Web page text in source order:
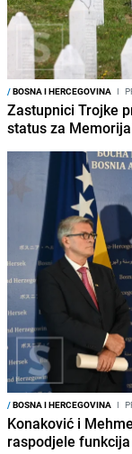
/BOSNA I HERCEGOVINA I
Zastupnici Trojke
status za
/BOSNA I HERCEGOVINA I
Konaković i
raspodjele